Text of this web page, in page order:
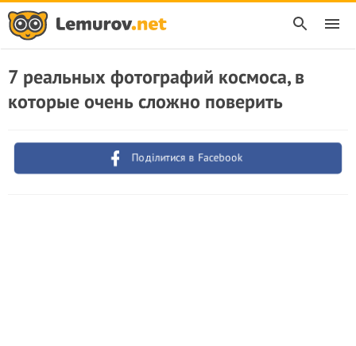
7 реальных фотографий космоса, в
которые очень сложно поверить
Поділитися в Facebook